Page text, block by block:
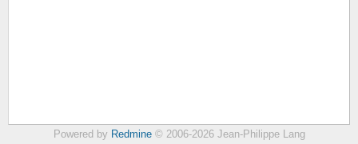
Powered by Redmine© 2006-2026 Jean-Philippe Lang